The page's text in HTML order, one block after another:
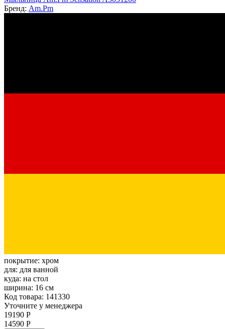
Бренд: Am.Pm
покрытие: хром
для: для ванной
куда: на стол
ширина: 16 см
Код товара: 141330
Уточните у менеджера
19190 Р
14590 Р